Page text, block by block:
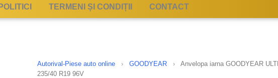
POLITICI TERMENI ȘI CONDIȚII CONTACT
Autorival-Piese auto online › GOODYEAR ›
Anvelopa iarna GOODYEAR
235/40 R19 96V